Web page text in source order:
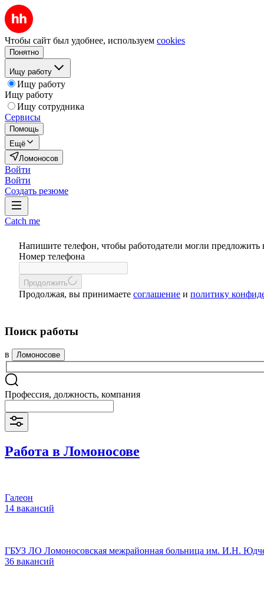
Чтобы сайт был удобнее, используем cookies
Понятно
Ищу работу
Ищу работу
Ищу работу
Ищу сотрудника
Сервисы
Помощь
Ещё
Ломоносов
Войти
Войти
Создать резюме
Catch me
Напишите телефон, чтобы работодатели могли предложить
Номер телефона
Продолжить
Продолжая, вы принимаете соглашение и политику
Поиск работы
в Ломоносове
Профессия, должность, компания
Работа в Ломоносове
Галеон
14 вакансий
ГБУЗ ЛО Ломоносовская межрайонная больница им. И.Н.
36 вакансий